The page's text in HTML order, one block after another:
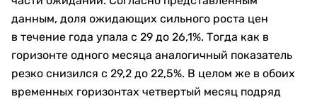
данным, доля ожидающих сильного роста цен
в течение года упала с 29 до 26,1%. Тогда как в
горизонте одного месяца аналогичный показатель
резко снизился с 29,2 до 22,5%. В целом же в обоих
временных горизонтах четвертый месяц подряд